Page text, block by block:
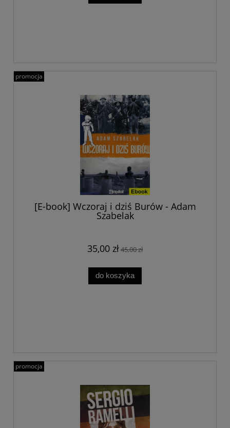
[E-book] Wczoraj i dziś Burów - Adam
Szabelak
35,00 zł45,00 zł
do koszyka
promocja
promocja